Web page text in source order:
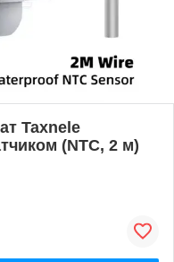
Taxnele
(NTC, 2 м)